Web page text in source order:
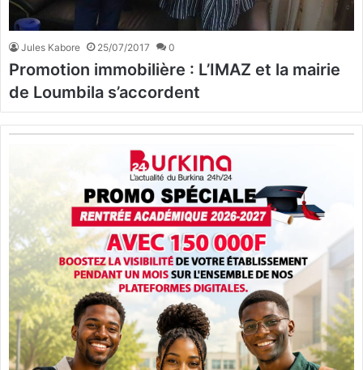
Jules Kabore 25/07/2017 0
Promotion immobilière : L’IMAZ et la mairie
de Loumbila s’accordent